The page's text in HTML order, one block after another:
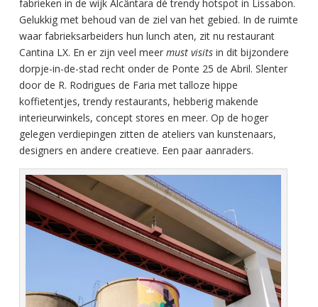
fabrieken in de wijk Alcântara dé trendy hotspot in Lissabon.
Gelukkig met behoud van de ziel van het gebied. In de ruimte
waar fabrieksarbeiders hun lunch aten, zit nu restaurant
Cantina LX. En er zijn veel meer must visitsin dit bijzondere
dorpje-in-de-stad recht onder de Ponte 25 de Abril. Slenter
door de R. Rodrigues de Faria met talloze hippe
koffietentjes, trendy restaurants, hebberig makende
interieurwinkels, concept stores en meer. Op de hoger
gelegen verdiepingen zitten de ateliers van kunstenaars,
designers en andere creatieve. Een paar aanraders.